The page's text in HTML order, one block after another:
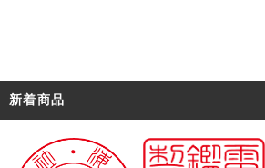
新着商品